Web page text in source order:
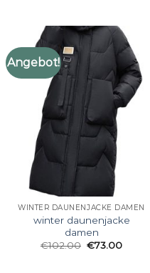
Angebot!
WINTER DAUNENJACKE DAMEN
winter daunenjacke
damen
€102.00 €73.00